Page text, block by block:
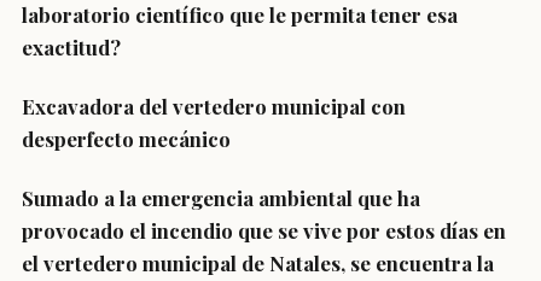
laboratorio científico que le permita tener esa
exactitud?
Excavadora del vertedero municipal con
desperfecto mecánico
Sumado a la emergencia ambiental que ha
provocado el incendio que se vive por estos días en
el vertedero municipal de Natales, se encuentra la